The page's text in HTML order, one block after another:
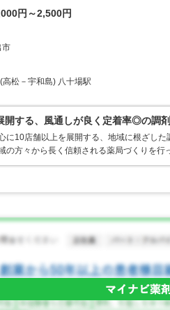
円～2,500円
市
高松－宇和島) 八十場駅
開する、風通しが良く定着率◎の調
に10店舗以上を展開する、地域に根ざし
の方々から長く信頼される薬局づくりを